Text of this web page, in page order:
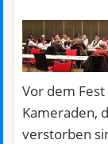
Vor dem
Kameraden,
verstorben